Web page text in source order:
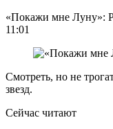
«Покажи мне Луну»:
11:01
Смотреть, но не
звезд.
Сейчас читают